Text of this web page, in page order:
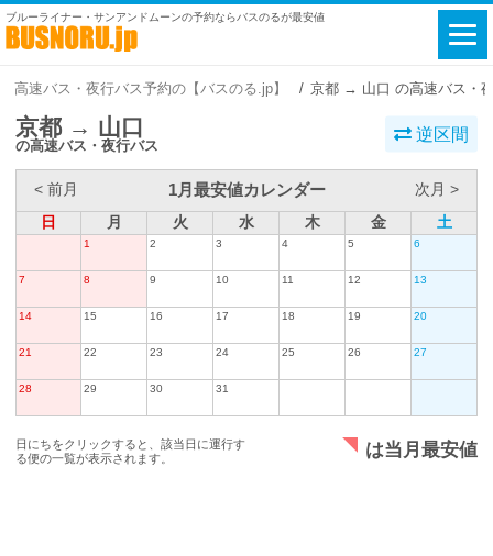
ブルーライナー・サンアンドムーンの予約ならバスのるが最安値
高速バス・夜行バス予約の【バスのる.jp】 京都 → 山口 の高速バス・
京都 → 山口
の高速バス・夜行バス
逆区間
< 前月 1月最安値カレンダー
次月 >
日
月 火 水 木 金 土
1 2 3 4 5 6
7 8 9 10 11 12 13
14 15 16 17 18 19 20
21 22 23 24 25 26 27
28 29 30 31
日にちをクリックすると、該当日に運行す
る便の一覧が表示されます。
は当月最安値